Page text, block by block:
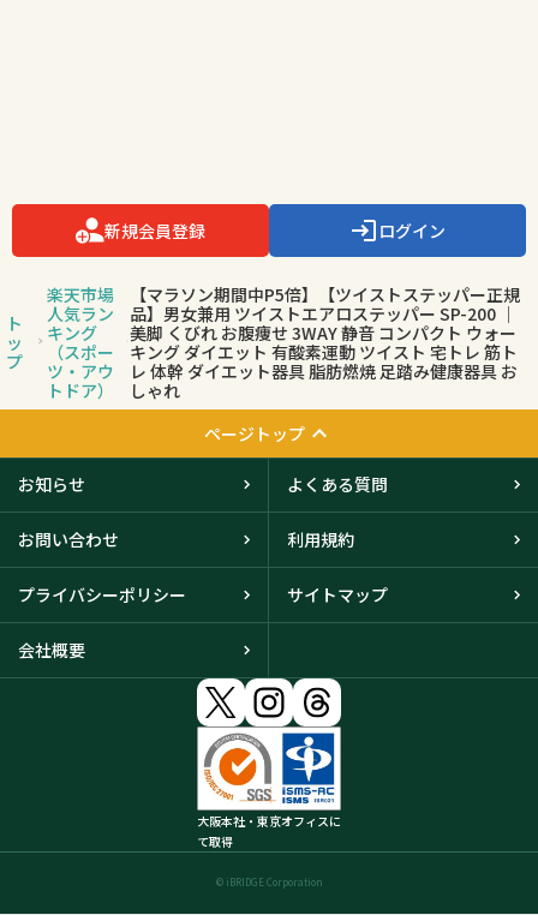
新規会員登録 ログイン
ト
ッ
プ
楽天市場
人気ラン
キング
（スポー
ツ・アウ
トドア）
【マラソン期間中P5倍】【ツイストステッパー正規
品】男女兼用 ツイストエアロステッパー SP-200 │
美脚 くびれ お腹痩せ 3WAY 静音 コンパクト ウォー
キング ダイエット 有酸素運動 ツイスト 宅トレ 筋ト
レ 体幹 ダイエット器具 脂肪燃焼 足踏み健康器具 お
しゃれ
ページトップ
お知らせ よくある質問
お問い合わせ 利用規約
プライバシーポリシー サイトマップ
会社概要
大阪本社・東京オフィスに
て取得
© iBRIDGE Corporation